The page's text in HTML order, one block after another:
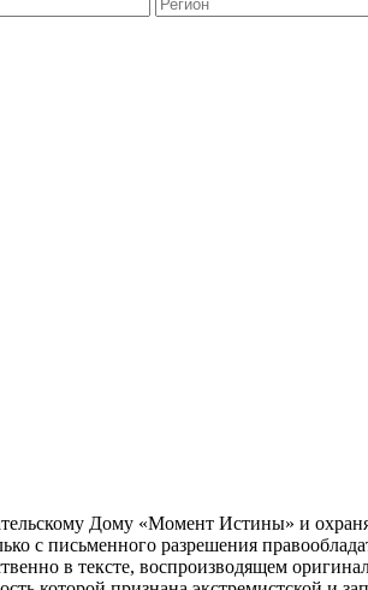
Дому «Момент Истины» и
с письменного разрешения
в тексте, воспроизводящем